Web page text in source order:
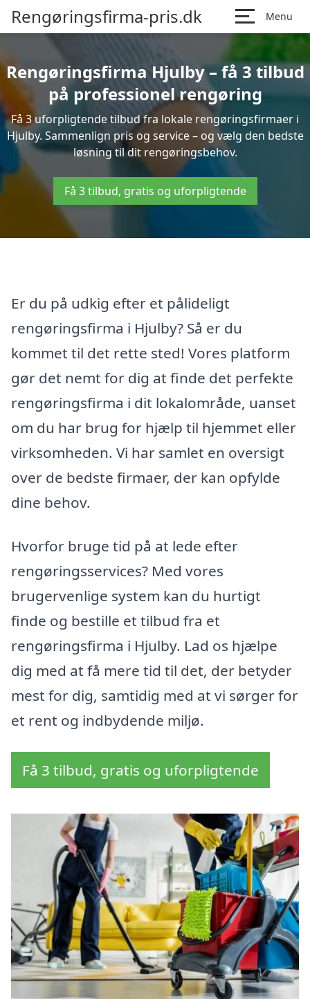
Rengøringsfirma-pris.dk Menu
Rengøringsfirma Hjulby – få 3 tilbud
på professionel rengøring
Få 3 uforpligtende tilbud fra lokale rengøringsfirmaer i
Hjulby. Sammenlign pris og service – og vælg den bedste
løsning til dit rengøringsbehov.
Få 3 tilbud, gratis og uforpligtende
Er du på udkig efter et pålideligt
rengøringsfirma i Hjulby? Så er du
kommet til det rette sted! Vores platform
gør det nemt for dig at finde det perfekte
rengøringsfirma i dit lokalområde, uanset
om du har brug for hjælp til hjemmet eller
virksomheden. Vi har samlet en oversigt
over de bedste firmaer, der kan opfylde
dine behov.
Hvorfor bruge tid på at lede efter
rengøringsservices? Med vores
brugervenlige system kan du hurtigt
finde og bestille et tilbud fra et
rengøringsfirma i Hjulby. Lad os hjælpe
dig med at få mere tid til det, der betyder
mest for dig, samtidig med at vi sørger for
et rent og indbydende miljø.
Få 3 tilbud, gratis og uforpligtende